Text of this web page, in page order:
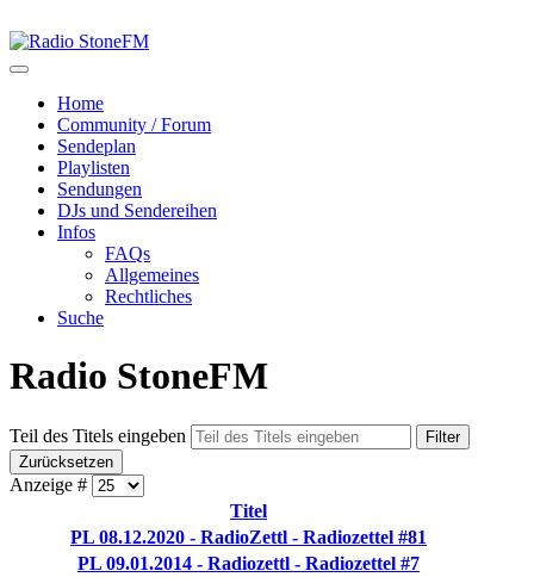
Home
Community / Forum
Sendeplan
Playlisten
Sendungen
DJs und Sendereihen
Infos
FAQs
Allgemeines
Rechtliches
Suche
Radio StoneFM
Teil des Titels eingeben
Filter
Zurücksetzen
Anzeige #
Titel
PL 08.12.2020 - RadioZettl - Radiozettel #81
PL 09.01.2014 - Radiozettl - Radiozettel #7